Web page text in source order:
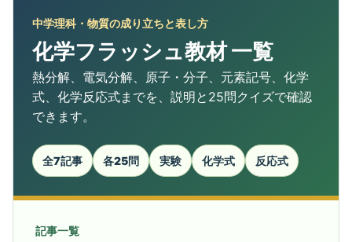
中学理科・物質の成り立ちと表し方
化学フラッシュ教材 一覧
熱分解、電気分解、原子・分子、元素記号、化学
式、化学反応式までを、説明と25問クイズで確認
できます。
全7記事 各25問 実験 化学式 反応式
記事一覧